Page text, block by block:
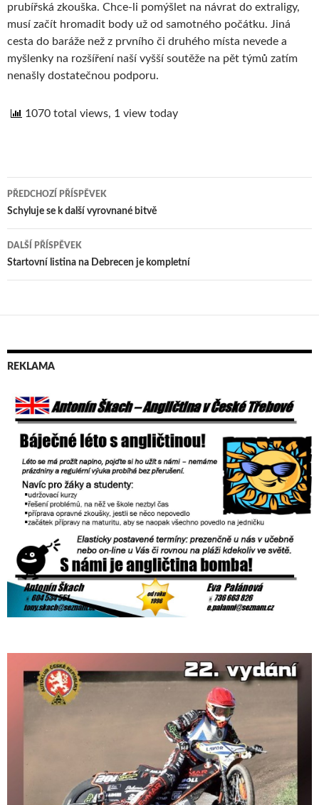
prubířská zkouška. Chce-li pomýšlet na návrat do extraligy,
musí začít hromadit body už od samotného počátku. Jiná
cesta do baráže než z prvního či druhého místa nevede a
myšlenky na rozšíření naší vyšší soutěže na pět týmů zatím
nenašly dostatečnou podporu.
1070 total views, 1 view today
Navigace
pro
příspěvek
PŘEDCHOZÍ PŘÍSPĚVEK
Schyluje se k další vyrovnané bitvě
DALŠÍ PŘÍSPĚVEK
Startovní listina na Debrecen je kompletní
REKLAMA